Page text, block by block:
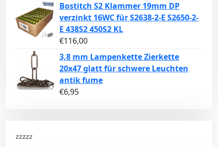
Bostitch S2 Klammer 19mm DP
verzinkt 16WC für S2638-2-E S2650-2-
E 438S2 450S2 KL
€116,00
3,8 mm Lampenkette Zierkette
20x47 glatt für schwere Leuchten
antik fume
€6,95
zzzzz